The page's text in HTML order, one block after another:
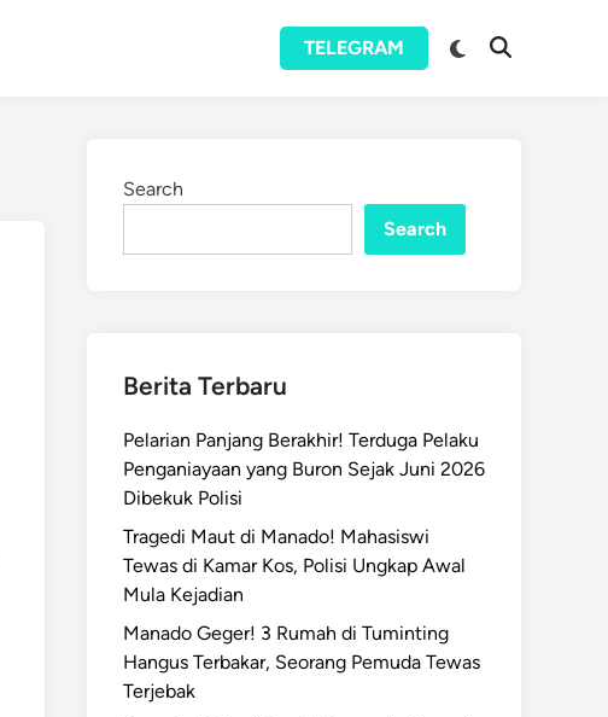
TELEGRAM
Switch
Open
Search
Search
Berita Terbaru
Pelarian Panjang Berakhir! Terduga Pelaku
Penganiayaan yang Buron Sejak Juni 2026
Dibekuk Polisi
Tragedi Maut di Manado! Mahasiswi
Tewas di Kamar Kos, Polisi Ungkap Awal
Mula Kejadian
Manado Geger! 3 Rumah di Tuminting
Hangus Terbakar, Seorang Pemuda Tewas
Terjebak